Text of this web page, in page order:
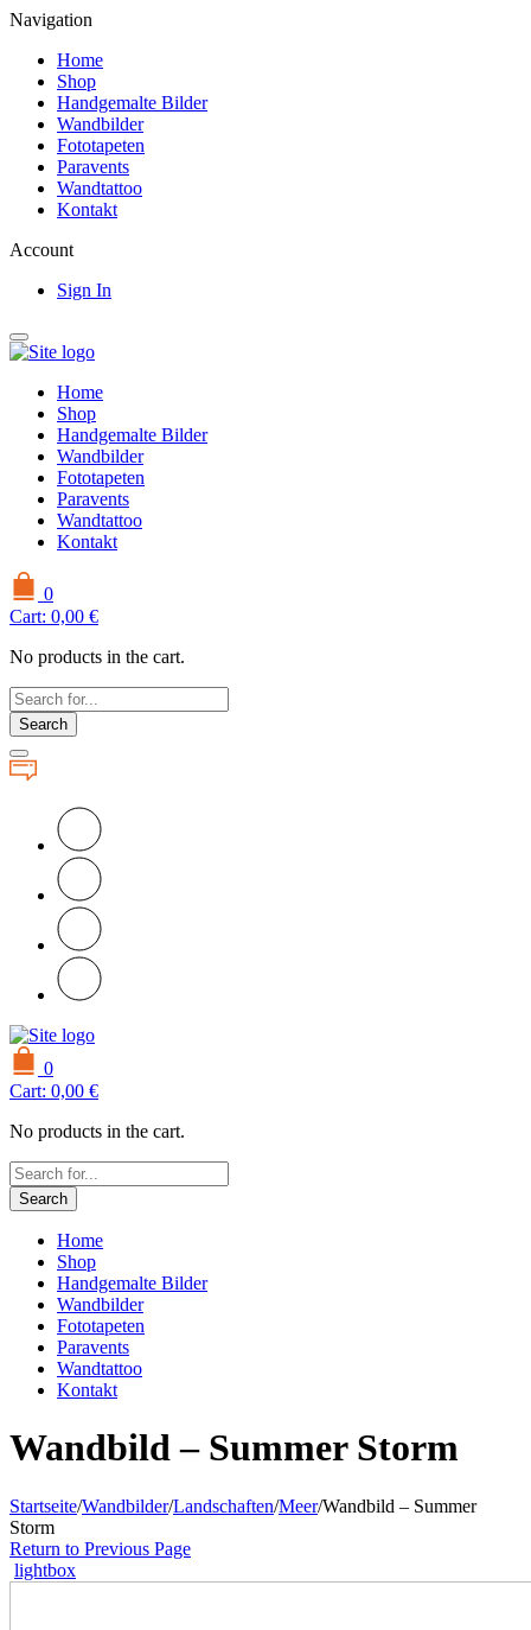
Navigation
Home
Shop
Handgemalte Bilder
Wandbilder
Fototapeten
Paravents
Wandtattoo
Kontakt
Account
Sign In
Home
Shop
Handgemalte Bilder
Wandbilder
Fototapeten
Paravents
Wandtattoo
Kontakt
0
Cart: 0,00 €
No products in the cart.
Search
0
Cart: 0,00 €
No products in the cart.
Search
Home
Shop
Handgemalte Bilder
Wandbilder
Fototapeten
Paravents
Wandtattoo
Kontakt
Wandbild – Summer Storm
Startseite/Wandbilder/Landschaften/Meer/Wandbild – Summer
Storm
Return to Previous Page
lightbox